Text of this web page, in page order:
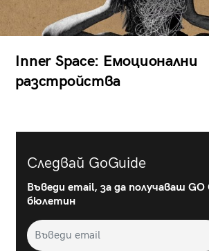
Inner Space: Емоционални
разстройства
Следвай GoGuide
Въведи email, за да получаваш GO
бюлетин